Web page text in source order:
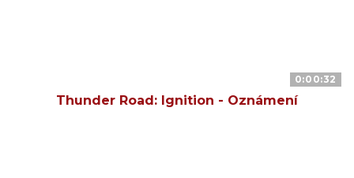
0:00:32
Thunder Road: Ignition - Oznámení